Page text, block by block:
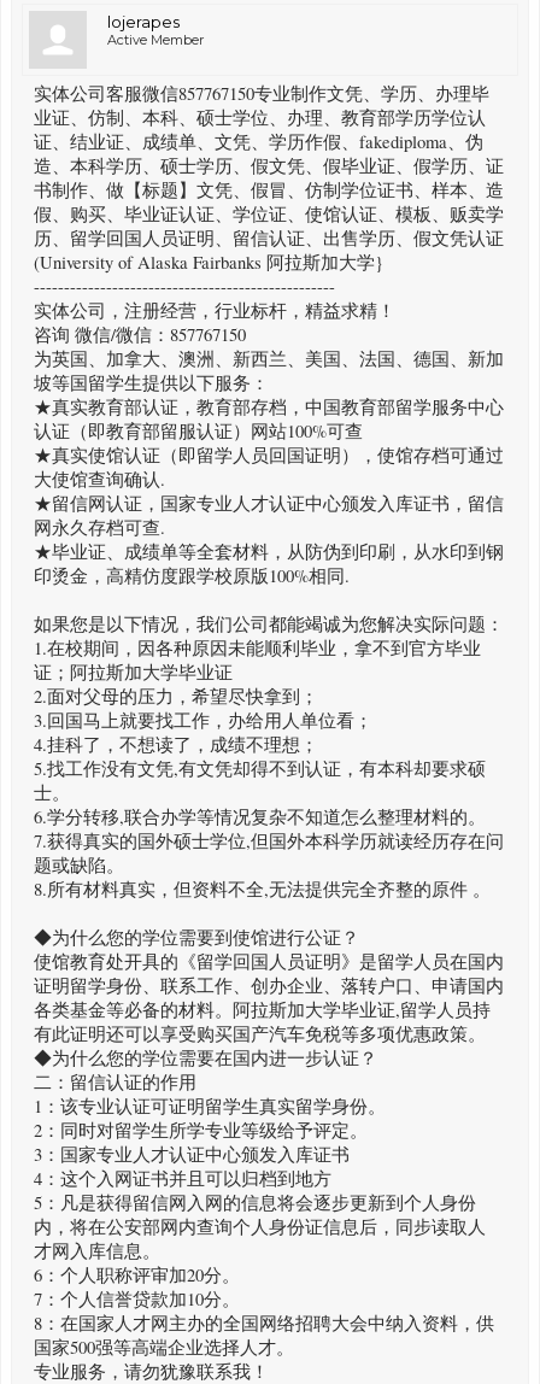
lojerapes
Active Member
实体公司客服微信857767150专业制作文凭、学历、办理毕
业证、仿制、本科、硕士学位、办理、教育部学历学位认
证、结业证、成绩单、文凭、学历作假、fakediploma、伪
造、本科学历、硕士学历、假文凭、假毕业证、假学历、证
书制作、做【标题】文凭、假冒、仿制学位证书、样本、造
假、购买、毕业证认证、学位证、使馆认证、模板、贩卖学
历、留学回国人员证明、留信认证、出售学历、假文凭认证
(University of Alaska Fairbanks 阿拉斯加大学}
--------------------------------------------------
实体公司，注册经营，行业标杆，精益求精！
咨询 微信/微信：857767150
为英国、加拿大、澳洲、新西兰、美国、法国、德国、新加
坡等国留学生提供以下服务：
★真实教育部认证，教育部存档，中国教育部留学服务中心
认证（即教育部留服认证）网站100%可查
★真实使馆认证（即留学人员回国证明），使馆存档可通过
大使馆查询确认.
★留信网认证，国家专业人才认证中心颁发入库证书，留信
网永久存档可查.
★毕业证、成绩单等全套材料，从防伪到印刷，从水印到钢
印烫金，高精仿度跟学校原版100%相同.
如果您是以下情况，我们公司都能竭诚为您解决实际问题：
1.在校期间，因各种原因未能顺利毕业，拿不到官方毕业
证；阿拉斯加大学毕业证
2.面对父母的压力，希望尽快拿到；
3.回国马上就要找工作，办给用人单位看；
4.挂科了，不想读了，成绩不理想；
5.找工作没有文凭,有文凭却得不到认证，有本科却要求硕
士。
6.学分转移,联合办学等情况复杂不知道怎么整理材料的。
7.获得真实的国外硕士学位,但国外本科学历就读经历存在问
题或缺陷。
8.所有材料真实，但资料不全,无法提供完全齐整的原件 。
◆为什么您的学位需要到使馆进行公证？
使馆教育处开具的《留学回国人员证明》是留学人员在国内
证明留学身份、联系工作、创办企业、落转户口、申请国内
各类基金等必备的材料。阿拉斯加大学毕业证,留学人员持
有此证明还可以享受购买国产汽车免税等多项优惠政策。
◆为什么您的学位需要在国内进一步认证？
二：留信认证的作用
1：该专业认证可证明留学生真实留学身份。
2：同时对留学生所学专业等级给予评定。
3：国家专业人才认证中心颁发入库证书
4：这个入网证书并且可以归档到地方
5：凡是获得留信网入网的信息将会逐步更新到个人身份
内，将在公安部网内查询个人身份证信息后，同步读取人
才网入库信息。
6：个人职称评审加20分。
7：个人信誉贷款加10分。
8：在国家人才网主办的全国网络招聘大会中纳入资料，供
国家500强等高端企业选择人才。
专业服务，请勿犹豫联系我！